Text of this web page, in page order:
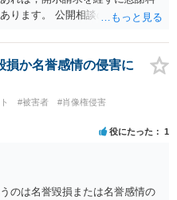
ります。 公開相談の場では回答
損か名誉感情の侵害に
#被害者
#肖像権侵害
役にたった 1
のは名誉毀損または名誉感情の